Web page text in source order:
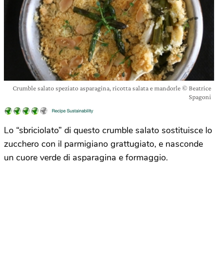
Crumble salato speziato asparagina, ricotta salata e mandorle © Beatrice
Spagoni
Lo “sbriciolato” di questo crumble salato sostituisce lo
zucchero con il parmigiano grattugiato, e nasconde
un cuore verde di asparagina e formaggio.